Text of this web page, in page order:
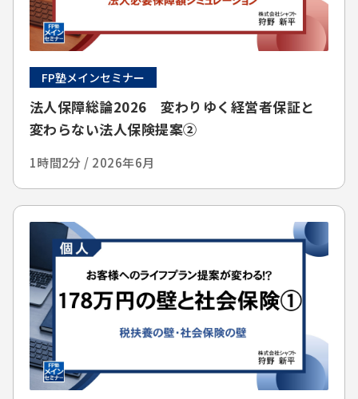
FP塾メインセミナー
法人保障総論2026 変わりゆく経営者保証と
変わらない法人保険提案②
1時間2分 / 2026年6月